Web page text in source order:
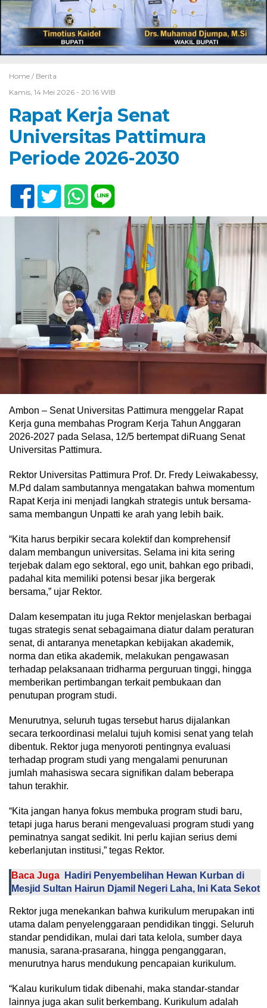
Home / Berita
Kamis, 14 Mei 2026 - 20:16 WIB
Rapat Kerja Senat
Universitas Pattimura
Periode 2026-2030
Ambon – Senat Universitas Pattimura menggelar Rapat
Kerja guna membahas Program Kerja Tahun Anggaran
2026-2027 pada Selasa, 12/5 bertempat diRuang Senat
Universitas Pattimura.
Rektor Universitas Pattimura Prof. Dr. Fredy Leiwakabessy,
M.Pd dalam sambutannya mengatakan bahwa momentum
Rapat Kerja ini menjadi langkah strategis untuk bersama-
sama membangun Unpatti ke arah yang lebih baik.
“Kita harus berpikir secara kolektif dan komprehensif
dalam membangun universitas. Selama ini kita sering
terjebak dalam ego sektoral, ego unit, bahkan ego pribadi,
padahal kita memiliki potensi besar jika bergerak
bersama,” ujar Rektor.
Dalam kesempatan itu juga Rektor menjelaskan berbagai
tugas strategis senat sebagaimana diatur dalam peraturan
senat, di antaranya menetapkan kebijakan akademik,
norma dan etika akademik, melakukan pengawasan
terhadap pelaksanaan tridharma perguruan tinggi, hingga
memberikan pertimbangan terkait pembukaan dan
penutupan program studi.
Menurutnya, seluruh tugas tersebut harus dijalankan
secara terkoordinasi melalui tujuh komisi senat yang telah
dibentuk. Rektor juga menyoroti pentingnya evaluasi
terhadap program studi yang mengalami penurunan
jumlah mahasiswa secara signifikan dalam beberapa
tahun terakhir.
“Kita jangan hanya fokus membuka program studi baru,
tetapi juga harus berani mengevaluasi program studi yang
peminatnya sangat sedikit. Ini perlu kajian serius demi
keberlanjutan institusi,” tegas Rektor.
Baca Juga
Hadiri Penyembelihan Hewan Kurban di
Mesjid Sultan Hairun Djamil Negeri Laha, Ini Kata Sekot
Rektor juga menekankan bahwa kurikulum merupakan inti
utama dalam penyelenggaraan pendidikan tinggi. Seluruh
standar pendidikan, mulai dari tata kelola, sumber daya
manusia, sarana-prasarana, hingga penganggaran,
menurutnya harus mendukung pencapaian kurikulum.
“Kalau kurikulum tidak dibenahi, maka standar-standar
lainnya juga akan sulit berkembang. Kurikulum adalah